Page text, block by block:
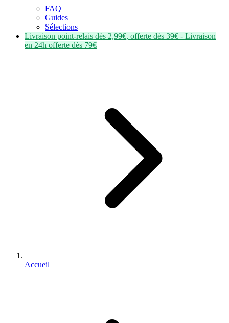
FAQ
Guides
Sélections
Livraison point-relais dès 2,99€, offerte dès 39€ - Livraison
en 24h offerte dès 79€
Accueil